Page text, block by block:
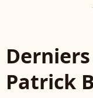
Patrick